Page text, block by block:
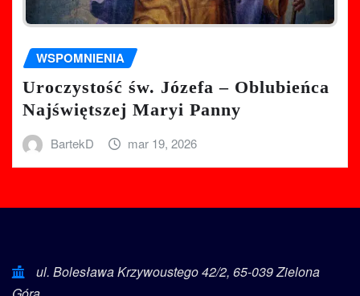
WSPOMNIENIA
Uroczystość św. Józefa – Oblubieńca
Najświętszej Maryi Panny
BartekD mar 19, 2026
ul. Bolesława Krzywoustego 42/2, 65-039 Zielona